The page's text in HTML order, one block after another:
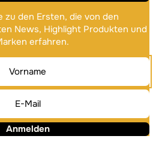
zu den Ersten, die von den
News, Highlight Produkten und
erfahren.
Anmelden